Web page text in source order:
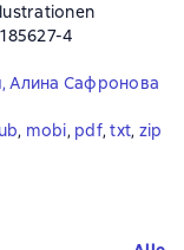
4
,Алина Сафронова
, mobi, pdf, txt, zip